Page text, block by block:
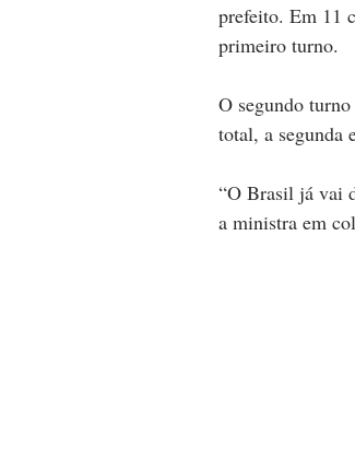
prefeito. Em 11
primeiro turno.
O segundo
total, a segunda
“O Brasil já vai
a ministra em